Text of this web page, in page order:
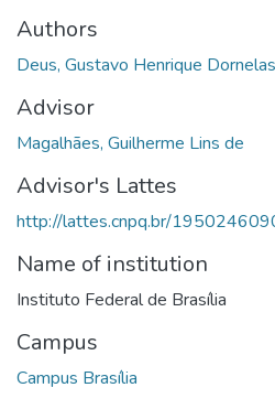
Authors
Deus, Gustavo Henrique
Advisor
Magalhães, Guilherme Lins de
Advisor's Lattes
http://lattes.cnpq.br/
Name of institution
Instituto Federal de Brasília
Campus
Campus Brasília